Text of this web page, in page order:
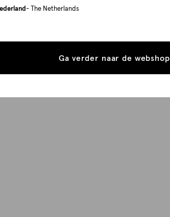
- The Netherlands
Ga verder naar de webshop